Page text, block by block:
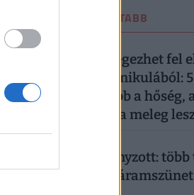
OTTHON LEGOLVASOTTABB
1 2 napja
Ez a 7 megye lélegezhet fel
kibírhatatlan kánikulából:
tart ki a legtovább a hőség,
pénteken is kutya meleg
Már csak ez hiányzott:
településen jön